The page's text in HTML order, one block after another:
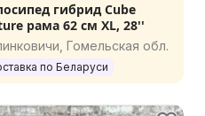
гибрид Cube
рама 62 см XL, 28''
Гомельская обл.
по Беларуси